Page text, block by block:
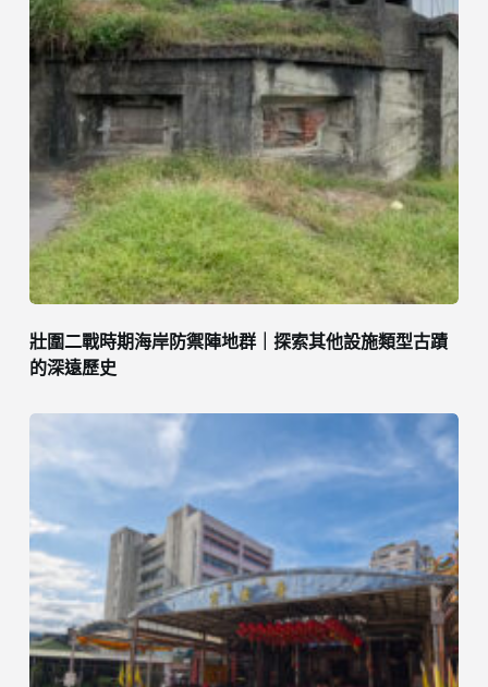
壯圍二戰時期海岸防禦陣地群｜探索其他設施類型古蹟
的深遠歷史